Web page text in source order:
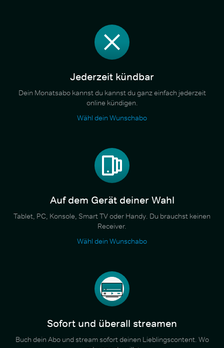
Jederzeit kündbar
Dein Monatsabo kannst du kannst du ganz einfach jederzeit
online kündigen.
Wähl dein Wunschabo
Auf dem Gerät deiner Wahl
Tablet, PC, Konsole, Smart TV oder Handy. Du brauchst keinen
Receiver.
Wähl dein Wunschabo
Sofort und überall streamen
Buch dein Abo und stream sofort deinen Lieblingscontent. Wo